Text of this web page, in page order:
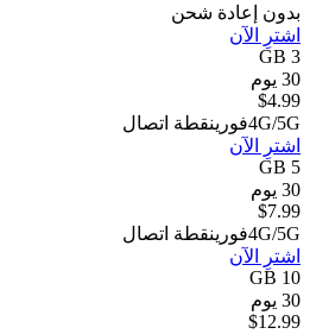
بدون إعادة شحن
اشترِ الآن
3 GB
30 يوم
$4.99
4G/5Gفورينقطة اتصال
اشترِ الآن
5 GB
30 يوم
$7.99
4G/5Gفورينقطة اتصال
اشترِ الآن
10 GB
30 يوم
$12.99